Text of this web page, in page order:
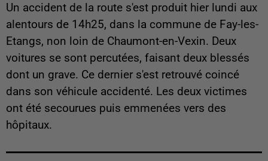
Un accident de la route s'est produit hier lundi aux
alentours de 14h25, dans la commune de Fay-les-
Etangs, non loin de Chaumont-en-Vexin. Deux
voitures se sont percutées, faisant deux blessés
dont un grave. Ce dernier s'est retrouvé coincé
dans son véhicule accidenté. Les deux victimes
ont été secourues puis emmenées vers des
hôpitaux.